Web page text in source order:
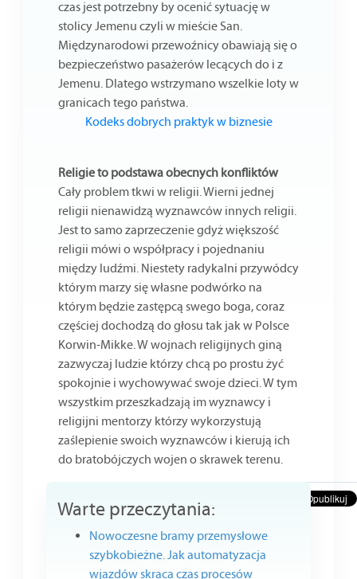
czas jest potrzebny by ocenić sytuację w
stolicy Jemenu czyli w mieście San.
Międzynarodowi przewoźnicy obawiają się o
bezpieczeństwo pasażerów lecących do i z
Jemenu. Dlatego wstrzymano wszelkie loty w
granicach tego państwa.
Kodeks dobrych praktyk w biznesie
Religie to podstawa obecnych konfliktów
Cały problem tkwi w religii. Wierni jednej
religii nienawidzą wyznawców innych religii.
Jest to samo zaprzeczenie gdyż większość
religii mówi o współpracy i pojednaniu
między ludźmi. Niestety radykalni przywódcy
którym marzy się własne podwórko na
którym będzie zastępcą swego boga, coraz
częściej dochodzą do głosu tak jak w Polsce
Korwin-Mikke. W wojnach religijnych giną
zazwyczaj ludzie którzy chcą po prostu żyć
spokojnie i wychowywać swoje dzieci. W tym
wszystkim przeszkadzają im wyznawcy i
religijni mentorzy którzy wykorzystują
zaślepienie swoich wyznawców i kierują ich
do bratobójczych wojen o skrawek terenu.
Warte przeczytania:
Nowoczesne bramy przemysłowe
szybkobieżne. Jak automatyzacja
wjazdów skraca czas procesów